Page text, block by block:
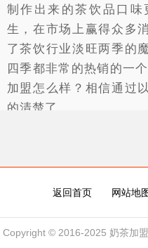
制作出来的茶饮品口
生，在市场上赢得众多
了茶饮行业淡旺两季的
四季都非常的热销的一
加盟怎么样？相信通过
的清楚了。
个非常健康的茶饮品牌
品牌，该品牌推出的各
饮产品的需求，因此在
返回首页 网站地
Copyright © 2016-2025 奶茶加